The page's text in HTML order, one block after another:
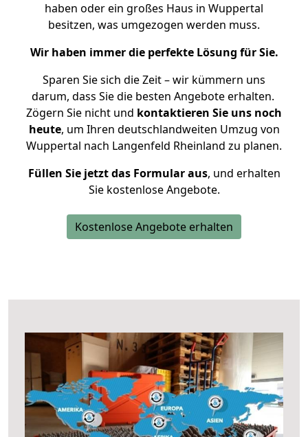
haben oder ein großes Haus in Wuppertal
besitzen, was umgezogen werden muss.
Wir haben immer die perfekte Lösung für Sie.
Sparen Sie sich die Zeit – wir kümmern uns
darum, dass Sie die besten Angebote erhalten.
Zögern Sie nicht und kontaktieren Sie uns noch
heute, um Ihren deutschlandweiten Umzug von
Wuppertal nach Langenfeld Rheinland zu planen.
Füllen Sie jetzt das Formular aus, und erhalten
Sie kostenlose Angebote.
Kostenlose Angebote erhalten